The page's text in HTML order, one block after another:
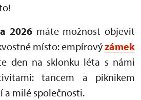
2026máte možnost objevit
místo: empírovýzámek
den na sklonku léta s námi
tancem a piknikem
a milé společnosti.